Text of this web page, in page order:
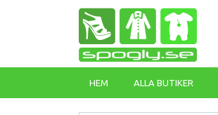
HEM ALLA BUTIKER